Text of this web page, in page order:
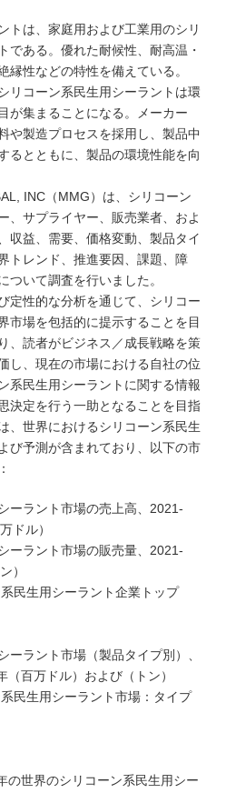
トは、家庭用および工業用のシリ
である。優れた耐候性、耐高温・
縁性などの特性を備えている。
リコーン系民生用シーラントは環
が集まることになる。メーカー
や製造プロセスを採用し、製品中
るとともに、製品の環境性能を向
INC（MMG）は、シリコーン
、サプライヤー、販売業者、およ
収益、需要、価格変動、製品タイ
トレンド、推進要因、課題、障
ついて調査を行いました。
定性的な分析を通じて、シリコー
市場を包括的に提示することを目
、読者がビジネス／成長戦略を策
し、現在の市場における自社の位
系民生用シーラントに関する情報
決定を行う一助となることを目指
、世界におけるシリコーン系民生
び予測が含まれており、以下の市
ーラント市場の売上高、2021-
ドル）
ーラント市場の販売量、2021-
）
民生用シーラント企業トップ
ーラント市場（製品タイプ別）、
百万ドル）および（トン）
民生用シーラント市場：タイプ
の世界のシリコーン系民生用シー